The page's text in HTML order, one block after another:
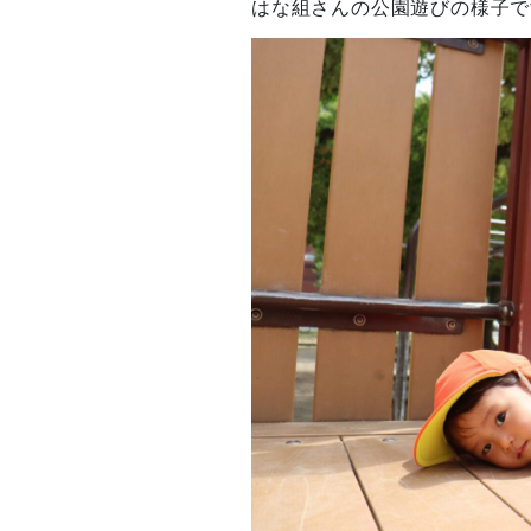
はな組さんの公園遊びの様子